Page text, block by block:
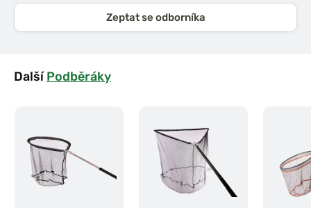
Zeptat se odborníka
DalšíPodběráky